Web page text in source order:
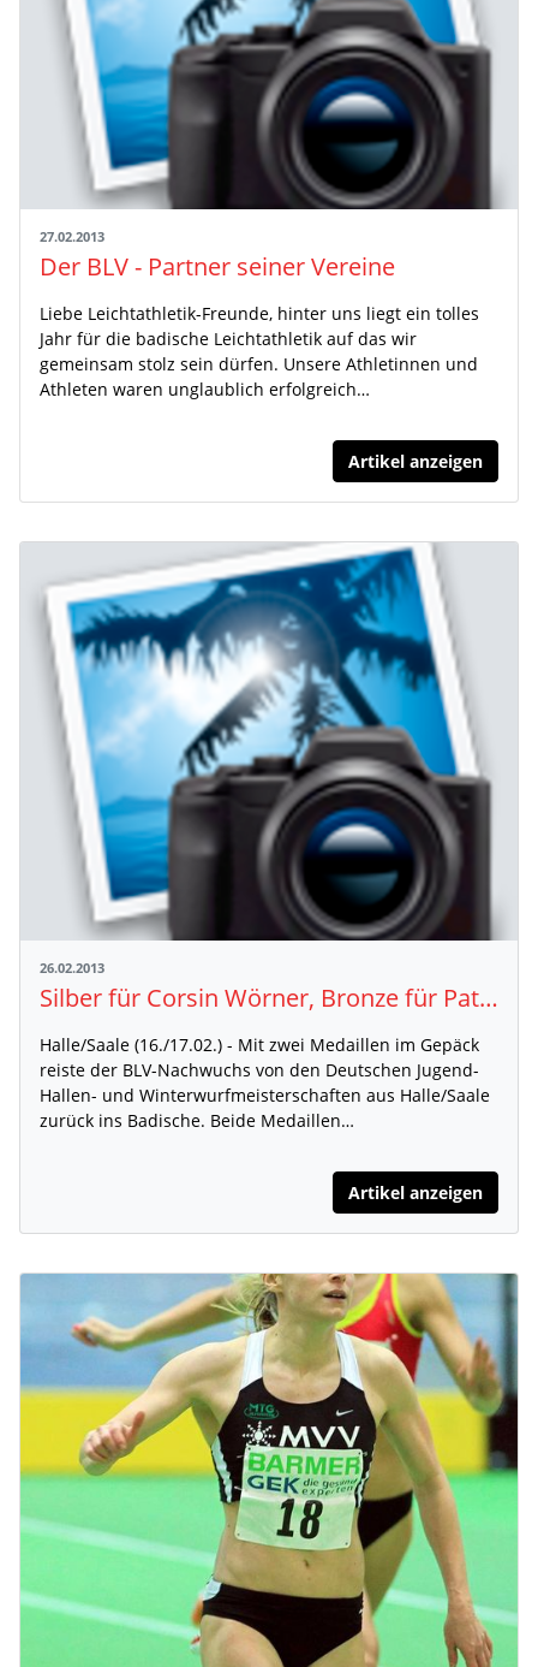
27.02.2013
Der BLV - Partner seiner Vereine
Liebe Leichtathletik-Freunde, hinter uns liegt ein tolles
Jahr für die badische Leichtathletik auf das wir
gemeinsam stolz sein dürfen. Unsere Athletinnen und
Athleten waren unglaublich erfolgreich…
Artikel anzeigen
26.02.2013
Silber für Corsin Wörner, Bronze für Patrick Genssle
Halle/Saale (16./17.02.) - Mit zwei Medaillen im Gepäck
reiste der BLV-Nachwuchs von den Deutschen Jugend-
Hallen- und Winterwurfmeisterschaften aus Halle/Saale
zurück ins Badische. Beide Medaillen…
Artikel anzeigen